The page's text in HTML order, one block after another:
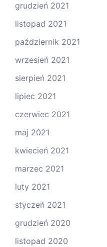
grudzień 2021
listopad 2021
październik 2021
wrzesień 2021
sierpień 2021
lipiec 2021
czerwiec 2021
maj 2021
kwiecień 2021
marzec 2021
luty 2021
styczeń 2021
grudzień 2020
listopad 2020